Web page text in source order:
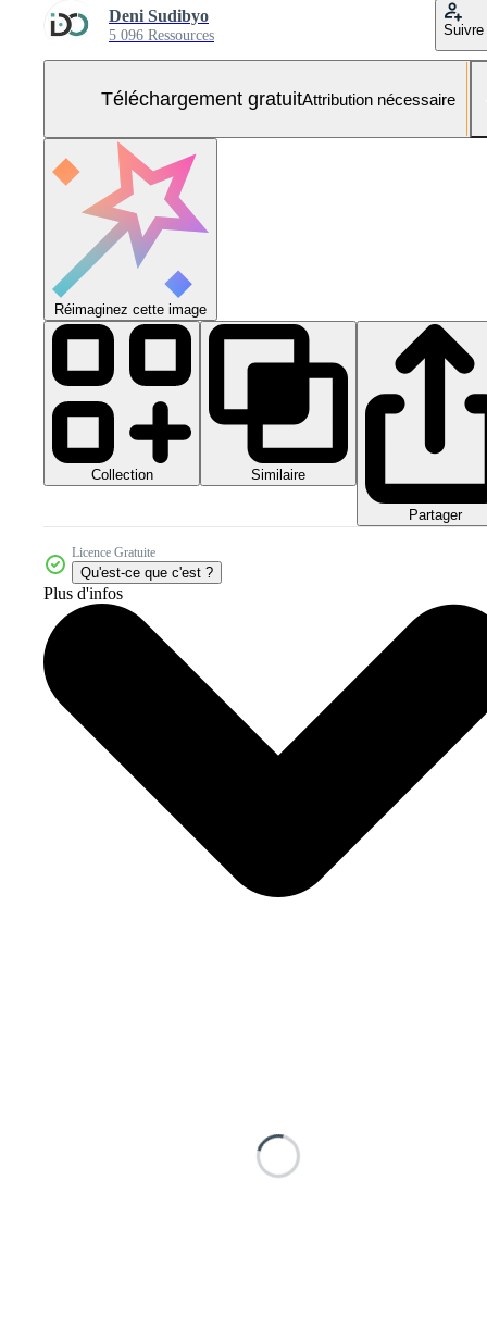
Deni Sudibyo
5 096 Ressources Suivre
Téléchargement gratuitAttribution nécessaire
Réimaginez cette image
Collection Similaire
Partager
Licence Gratuite
Qu'est-ce que c'est ?
Plus d'infos